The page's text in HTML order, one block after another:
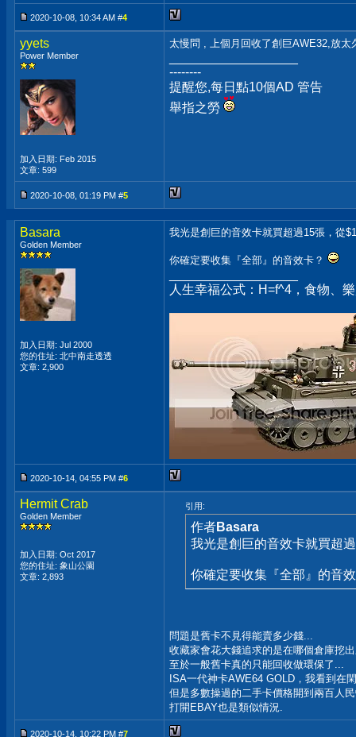
2020-10-08, 10:34 AM #4
yyets
Power Member
加入日期: Feb 2015
文章: 599
太慢問 , 上個月回收了創巨AWE32,放太
--------
提醒您,每日點10個AD 管告
舉指之勞
2020-10-08, 01:19 PM #5
Basara
Golden Member
加入日期: Jul 2000
您的住址: 北中南走透透
文章: 2,900
我光是創巨的音效卡就買超過15張，從
你確定要收集『全部』的音效卡？
人生幸福公式：H=f^4，食物、
2020-10-14, 04:55 PM #6
Hermit Crab
Golden Member
加入日期: Oct 2017
您的住址: 象山公園
文章: 2,893
引用:
作者Basara
我光是創巨的音效卡就買超
你確定要收集『全部』的音
問題是舊卡不見得能賣多少錢...
收藏家會花大錢追求的是在哪個倉庫挖
至於一般舊卡真的只能回收做環保了...
ISA一代神卡AWE64 GOLD，我看到在
但是多數操過的二手卡價格開到兩百人
打開EBAY也是類似情況.
2020-10-14, 10:22 PM #7